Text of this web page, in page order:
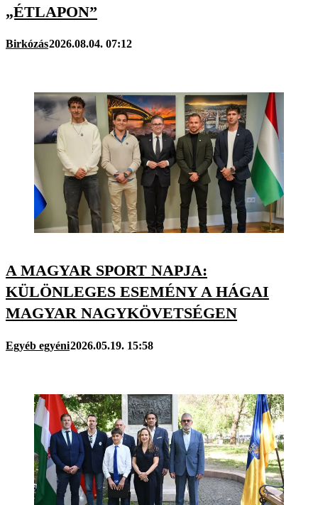
„ÉTLAPON”
Birkózás2026.08.04. 07:12
A MAGYAR SPORT NAPJA:
KÜLÖNLEGES ESEMÉNY A HÁGAI
MAGYAR NAGYKÖVETSÉGEN
Egyéb egyéni2026.05.19. 15:58